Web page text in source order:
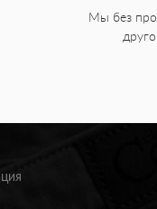
Мы без